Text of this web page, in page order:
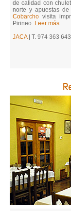
de calidad con
norte y apuestas
Cobarcho visita
Pirineo. Leer más
JACA | T. 974 363